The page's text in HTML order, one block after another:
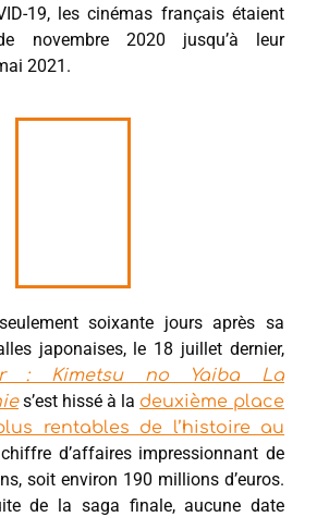
19, les cinémas français étaient
novembre 2020 jusqu’à leur
2021.
soixante jours après sa
japonaises, le 18 juillet dernier,
: Kimetsu no Yaiba La
s’est hissé à la deuxième place
rentables de l’histoire au
d’affaires impressionnant de
soit environ 190 millions d’euros.
de la saga finale, aucune date